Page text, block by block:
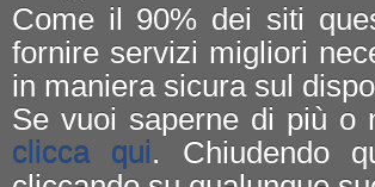
Come il 90% dei siti
fornire servizi migliori
in maniera sicura sul
Se vuoi saperne di più o
clicca qui. Chiudendo